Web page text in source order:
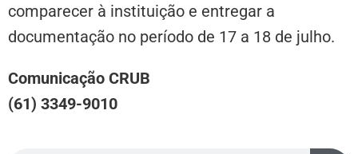
comparecer à instituição e entregar a
documentação no período de 17 a 18 de julho.
Comunicação CRUB
(61) 3349-9010